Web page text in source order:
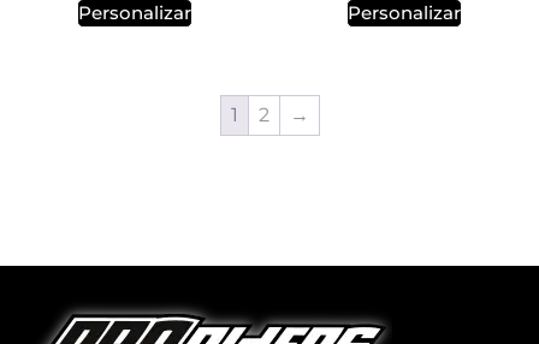
Personalizar Personalizar
1 2 →